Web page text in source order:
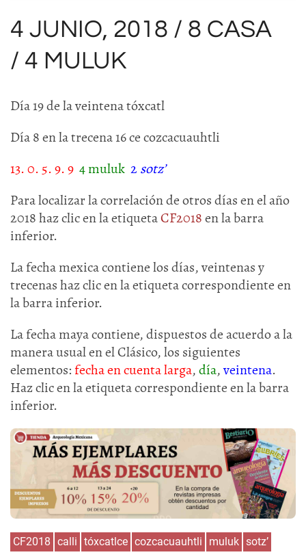
4 JUNIO, 2018 / 8 CASA
/ 4 MULUK
Día 19 de la veintena tóxcatl
Día 8 en la trecena 16 ce cozcacuauhtli
13. 0. 5. 9. 9 4 muluk 2 sotz’
Para localizar la correlación de otros días en el año
2018 haz clic en la etiquetaCF2018en la barra
inferior.
La fecha mexica contiene los días, veintenas y
trecenas haz clic en la etiqueta correspondiente en
la barra inferior.
La fecha maya contiene, dispuestos de acuerdo a la
manera usual en el Clásico, los siguientes
elementos:fecha en cuenta larga,día,veintena.
Haz clic en la etiqueta correspondiente en la barra
inferior.
CF2018 calli tóxcatlce cozcacuauhtli muluk sotz’